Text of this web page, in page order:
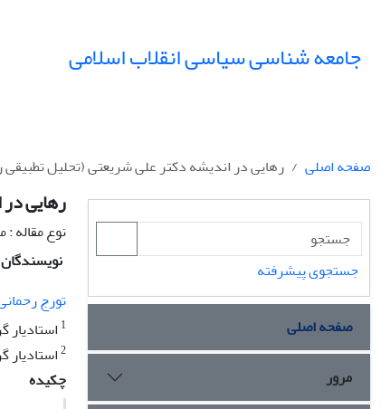
جامعه شناسی سیاسی انقلاب اسلامی
صفحه اصلی رهایی در اندیشه دکتر علی شریعتی (تحلیل
رهایی
نوع مقاله
نویسندگان
تورج
1 استادیار
2استادیار
چکیده
جستجوی پیشرفته
صفحه اصلی
مرور